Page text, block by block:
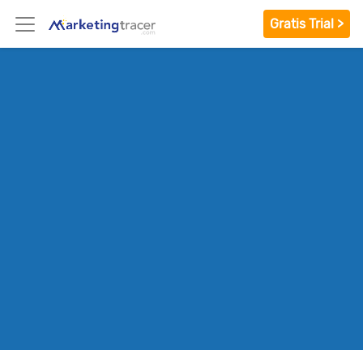
Gratis Trial >